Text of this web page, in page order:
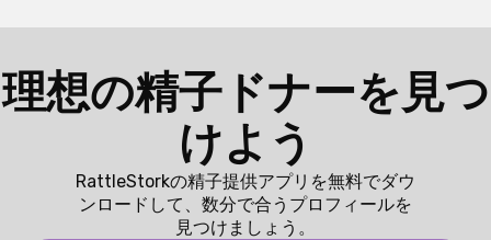
理想の精子ドナーを見つ
けよう
RattleStorkの精子提供アプリを無料でダウ
ンロードして、数分で合うプロフィールを
見つけましょう。